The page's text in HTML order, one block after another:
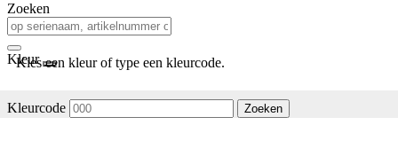
Zoeken
Kleur
Kies een kleur of type een kleurcode.
Kleurcode Zoeken